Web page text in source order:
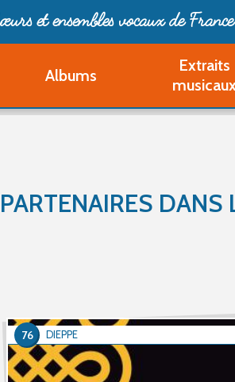
et ensembles vocaux de France
Albums
Extraits
PARTENAIRES
DIEPPE
76